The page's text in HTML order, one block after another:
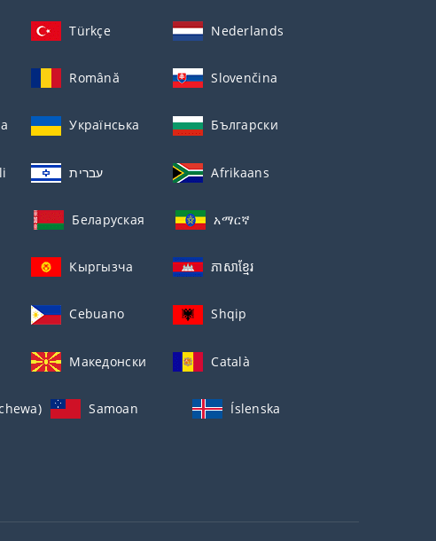
Türkçe Nederlands
Română Slovenčina
Українська Български
עברית Afrikaans
Беларуская አማርኛ
Кыргызча ភាសាខ្មែរ
Cebuano Shqip
Македонски Català
Samoan Íslenska